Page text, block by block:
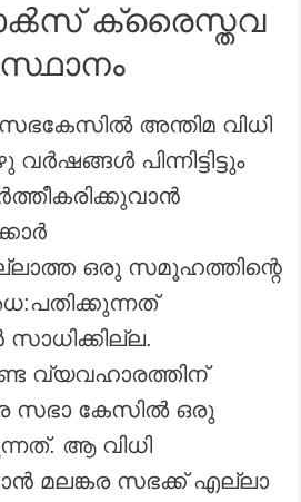
ക്രൈസ്തവ
സഭകേസിൽ അന്തിമ വിധി
പിന്നിട്ടിട്ടും
ഒരു സമൂഹത്തിന്റെ
വ്യവഹാരത്തിന്
സഭാ കേസിൽ ഒരു
ആ വിധി
മലങ്കര സഭക്ക് എല്ലാ